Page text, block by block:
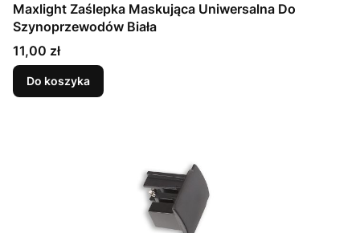
Maxlight Zaślepka Maskująca Uniwersalna Do
Szynoprzewodów Biała
Cena
11,00 zł
Do koszyka